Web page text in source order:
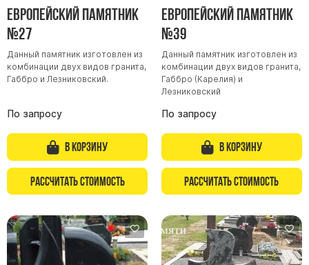
Европейский памятник
№27
Данный памятник изготовлен из
комбинации двух видов гранита,
Габбро и Лезниковский.
По запросу
В корзину
Рассчитать стоимость
Европейский памятник
№39
Данный памятник изготовлен из
комбинации двух видов гранита,
Габбро (Карелия) и
Лезниковский
По запросу
В корзину
Рассчитать стоимость